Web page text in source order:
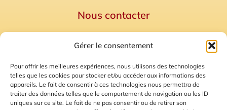
Gérer le consentement
Pour offrir les meilleures expériences, nous utilisons des technologies
telles que les cookies pour stocker et/ou accéder aux informations des
appareils. Le fait de consentir à ces technologies nous permettra de
traiter des données telles que le comportement de navigation ou les ID
uniques sur ce site. Le fait de ne pas consentir ou de retirer son
Nous contacter
Mentions Légales
Plan du site
Gestion des Cookies